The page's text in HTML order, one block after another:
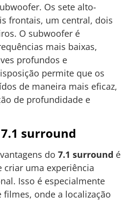
Os sete alto-
frontais, um central, dois
O subwoofer é
mais baixas,
profundos e
permite que os
de maneira mais eficaz,
de profundidade e
surround
do 7.1 surround é
criar uma experiência
Isso é especialmente
onde a localização